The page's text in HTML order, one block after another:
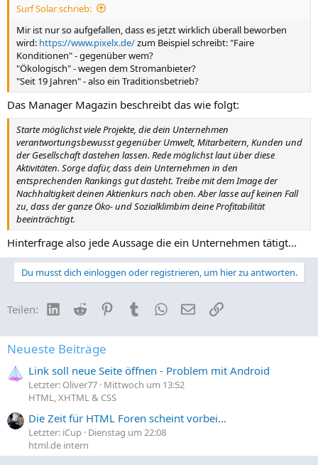
Surf Solar schrieb:
Mir ist nur so aufgefallen, dass es jetzt wirklich überall beworben
wird: https://www.pixelx.de/zum Beispiel schreibt: "Faire
Konditionen" - gegenüber wem?
"Ökologisch" - wegen dem Stromanbieter?
"Seit 19 Jahren" - also ein Traditionsbetrieb?
Das Manager Magazin beschreibt das wie folgt:
Starte möglichst viele Projekte, die dein Unternehmen
verantwortungsbewusst gegenüber Umwelt, Mitarbeitern, Kunden und
der Gesellschaft dastehen lassen. Rede möglichst laut über diese
Aktivitäten. Sorge dafür, dass dein Unternehmen in den
entsprechenden Rankings gut dasteht. Treibe mit dem Image der
Nachhaltigkeit deinen Aktienkurs nach oben. Aber lasse auf keinen Fall
zu, dass der ganze Öko- und Sozialklimbim deine Profitabilität
beeinträchtigt.
Hinterfrage also jede Aussage die ein Unternehmen tätigt...
Du musst dich einloggen oder registrieren, um hier zu antworten.
Teilen: LinkedIn
Reddit PinterestTumblrWhatsApp
E-MailLink
Neueste Beiträge
Link soll neue Seite öffnen - Problem mit Android
Letzter: Oliver77 Mittwoch um 13:52
HTML, XHTML & CSS
Die Zeit für HTML Foren scheint vorbei...
Letzter: iCup Dienstag um 22:08
html.de intern